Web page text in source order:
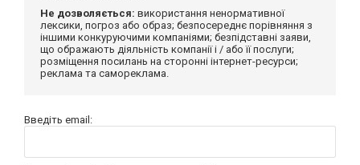
Не дозволяється: використання ненормативної
лексики, погроз або образ; безпосереднє порівняння з
іншими конкуруючими компаніями; безпідставні заяви,
що ображають діяльність компанії і / або її послуги;
розміщення посилань на сторонні інтернет-ресурси;
реклама та самореклама.
Введіть email: